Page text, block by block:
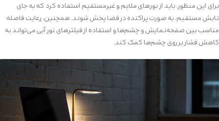
برای این منظور، باید از نورهای ملایم و غیرمستقیم استفاده کرد که به جای
تابش مستقیم، به صورت پراکنده در فضا پخش شوند. همچنین، رعایت فاصله
مناسب بین صفحه‌نمایش و چشم‌ها و استفاده از فیلترهای نور آبی می‌تواند به
کاهش فشار بر روی چشم‌ها کمک کند.